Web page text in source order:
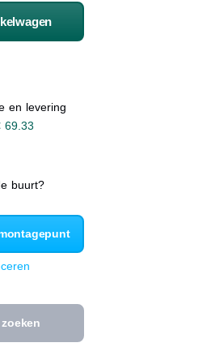
en levering
69.33
buurt?